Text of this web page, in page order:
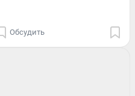
Обсудить